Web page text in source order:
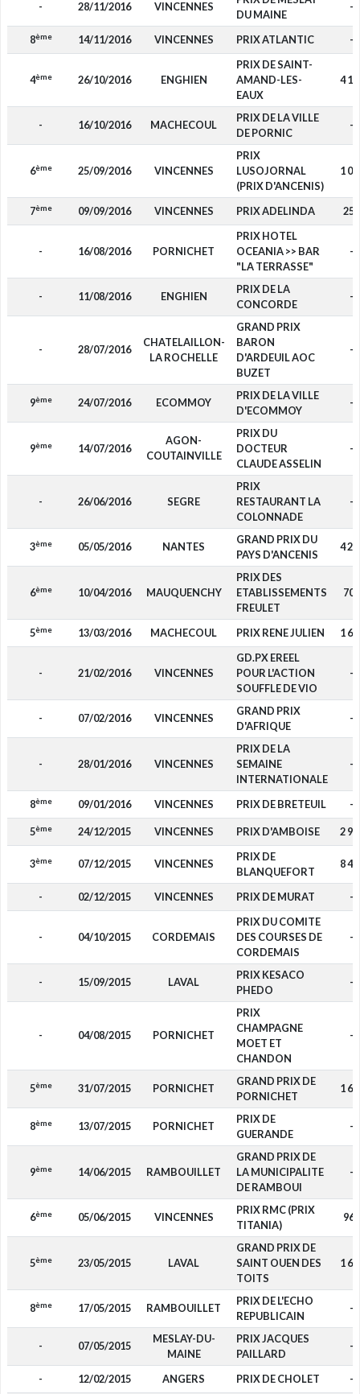
- 28/11/2016 VINCENNES
DU MAINE
-
8ème 14/11/2016 VINCENNES PRIX ATLANTIC -
4ème 26/10/2016 ENGHIEN
PRIX DE SAINT-
AMAND-LES-
EAUX
4
- 16/10/2016 MACHECOUL
PRIX DE LA VILLE
DE PORNIC
-
6ème 25/09/2016 VINCENNES
PRIX
LUSOJORNAL
(PRIX D'ANCENIS)
1
7ème 09/09/2016 VINCENNES PRIX ADELINDA 250
- 16/08/2016 PORNICHET
PRIX HOTEL
OCEANIA >> BAR
"LA TERRASSE"
-
- 11/08/2016 ENGHIEN
PRIX DE LA
CONCORDE
-
- 28/07/2016
CHATELAILLON-
LA ROCHELLE
GRAND PRIX
BARON
D'ARDEUIL AOC
BUZET
-
9ème 24/07/2016 ECOMMOY
PRIX DE LA VILLE
D'ECOMMOY
-
9ème 14/07/2016
AGON-
COUTAINVILLE
PRIX DU
DOCTEUR
CLAUDE ASSELIN
-
- 26/06/2016 SEGRE
PRIX
RESTAURANT LA
COLONNADE
-
3ème 05/05/2016 NANTES
GRAND PRIX DU
PAYS D'ANCENIS
4
6ème 10/04/2016 MAUQUENCHY
PRIX DES
ETABLISSEMENTS
FREULET
700
5ème 13/03/2016 MACHECOUL PRIX RENE JULIEN 1
- 21/02/2016 VINCENNES
GD.PX EREEL
POUR L'ACTION
SOUFFLE DE VIO
-
- 07/02/2016 VINCENNES
GRAND PRIX
D'AFRIQUE
-
- 28/01/2016 VINCENNES
PRIX DE LA
SEMAINE
INTERNATIONALE
-
8ème 09/01/2016 VINCENNES PRIX DE BRETEUIL -
5ème 24/12/2015 VINCENNES PRIX D'AMBOISE 2
3ème 07/12/2015 VINCENNES
PRIX DE
BLANQUEFORT
8
- 02/12/2015 VINCENNES PRIX DE MURAT -
- 04/10/2015 CORDEMAIS
PRIX DU COMITE
DES COURSES DE
CORDEMAIS
-
- 15/09/2015 LAVAL
PRIX KESACO
PHEDO
-
- 04/08/2015 PORNICHET
PRIX
CHAMPAGNE
MOET ET
CHANDON
-
5ème 31/07/2015 PORNICHET
GRAND PRIX DE
PORNICHET
1
8ème 13/07/2015 PORNICHET
PRIX DE
GUERANDE
-
9ème 14/06/2015 RAMBOUILLET
GRAND PRIX DE
LA MUNICIPALITE
DE RAMBOUI
-
6ème 05/06/2015 VINCENNES
PRIX RMC (PRIX
TITANIA)
960
5ème 23/05/2015 LAVAL
GRAND PRIX DE
SAINT OUEN DES
TOITS
1
8ème 17/05/2015 RAMBOUILLET
PRIX DE L'ECHO
REPUBLICAIN
-
- 07/05/2015
MESLAY-DU-
MAINE
PRIX JACQUES
PAILLARD
-
- 12/02/2015 ANGERS PRIX DE CHOLET -